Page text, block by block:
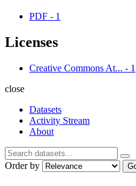
PDF - 1
Licenses
Creative Commons At... - 1
close
Datasets
Activity Stream
About
Order by